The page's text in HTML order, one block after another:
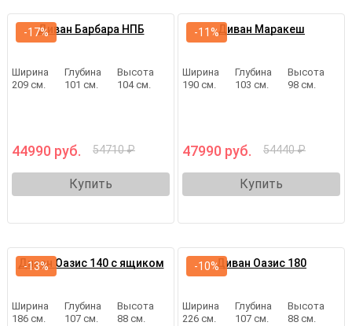
Диван Барбара НПБ
Ширина
209 см.
Глубина
101 см.
Высота
104 см.
44990 руб. 54710 ₽
Купить
-17% Диван Маракеш
Ширина
190 см.
Глубина
103 см.
Высота
98 см.
47990 руб. 54440 ₽
Купить
-11%
Диван Оазис 140 с ящиком
Ширина
186 см.
Глубина
107 см.
Высота
88 см.
-13% Диван Оазис 180
Ширина
226 см.
Глубина
107 см.
Высота
88 см.
-10%